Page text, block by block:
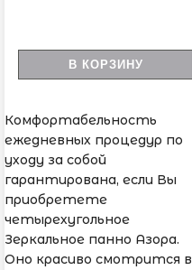
В КОРЗИНУ
Комфортабельность
ежедневных процедур по
уходу за собой
гарантирована, если Вы
приобретете
четырехугольное
Зеркальное панно Азора.
Оно красиво смотрится в